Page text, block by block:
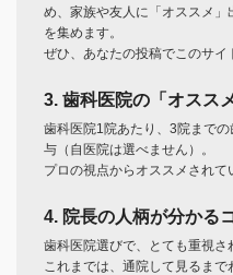
め、家族や友人に「オススメ
を集めます。
ぜひ、あなたの投稿でこのサイ
3. 歯科医院の「オスス
歯科医院1院あたり、3院まで
与（自医院は選べません）。
プロの視点からオススメされて
4. 院長の人柄が分かる
歯科医院選びで、とても重視さ
これまでは、通院して見るま